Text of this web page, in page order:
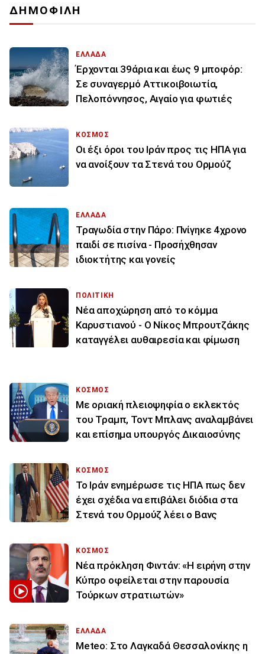
ΔΗΜΟΦΙΛΗ
ΕΛΛΑΔΑ
Έρχονται 39άρια και έως 9 μποφόρ:
Σε συναγερμό Αττικοιβοιωτία,
Πελοπόννησος, Αιγαίο για φωτιές
ΚΟΣΜΟΣ
Οι έξι όροι του Ιράν προς τις ΗΠΑ για
να ανοίξουν τα Στενά του Ορμούζ
ΕΛΛΑΔΑ
Τραγωδία στην Πάρο: Πνίγηκε 4χρονο
παιδί σε πισίνα - Προσήχθησαν
ιδιοκτήτης και γονείς
ΠΟΛΙΤΙΚΗ
Νέα αποχώρηση από το κόμμα
Καρυστιανού - Ο Νίκος Μπρουτζάκης
καταγγέλει αυθαιρεσία και φίμωση
ΚΟΣΜΟΣ
Με οριακή πλειοψηφία ο εκλεκτός
του Τραμπ, Τοντ Μπλανς αναλαμβάνει
και επίσημα υπουργός Δικαιοσύνης
ΚΟΣΜΟΣ
To Ιράν ενημέρωσε τις ΗΠΑ πως δεν
έχει σχέδια να επιβάλει διόδια στα
Στενά του Ορμούζ λέει ο Βανς
ΚΟΣΜΟΣ
Νέα πρόκληση Φιντάν: «Η ειρήνη στην
Κύπρο οφείλεται στην παρουσία
Τούρκων στρατιωτών»
ΕΛΛΑΔΑ
Meteo: Στο Λαγκαδά Θεσσαλονίκης η